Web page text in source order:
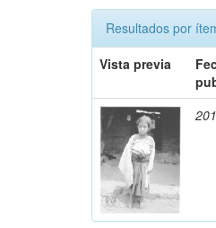
Resultados por
Vista previa